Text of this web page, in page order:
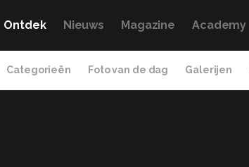
Ontdek Nieuws Magazine Academy
Categorieën Foto van de dag Galerijen